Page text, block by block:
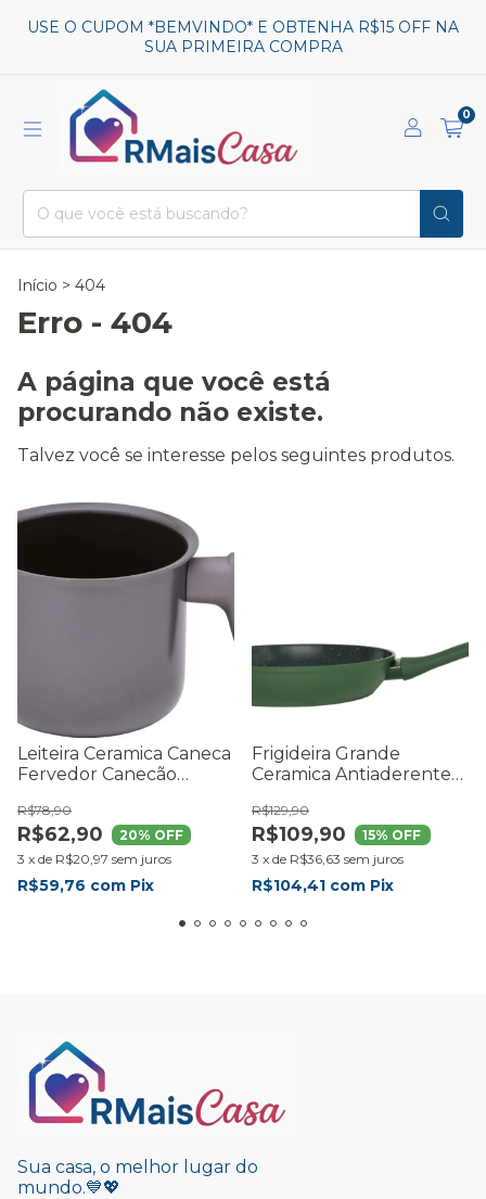
USE O CUPOM *BEMVINDO* E OBTENHA R$15 OFF NA
SUA PRIMEIRA COMPRA
0
Início > 404
Erro - 404
A página que você está
procurando não existe.
Talvez você se interesse pelos seguintes produtos.
Leiteira Ceramica Caneca
Fervedor Canecão
R$62,90
R$78,90
20% OFF
3 x de R$20,97 sem juros
R$59,76 com Pix
Frigideira Grande
Ceramica Antiaderente
R$109,90
R$129,90
15% OFF
3 x de R$36,63 sem juros
R$104,41 com Pix
Sua casa, o melhor lugar do
mundo.💙💖